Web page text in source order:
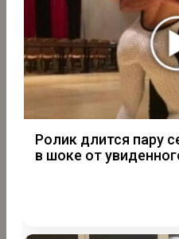
Ролик длится пару
в шоке от